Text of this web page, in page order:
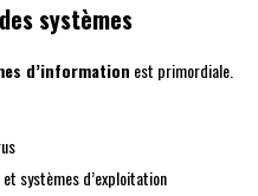
systèmes
d’information est primordiale.
systèmes d’exploitation